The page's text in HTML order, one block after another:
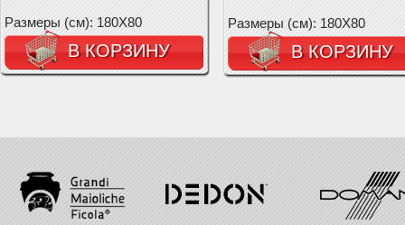
Размеры (см): 180X80
В КОРЗИНУ
Размеры (см): 180X80
В КОРЗИНУ